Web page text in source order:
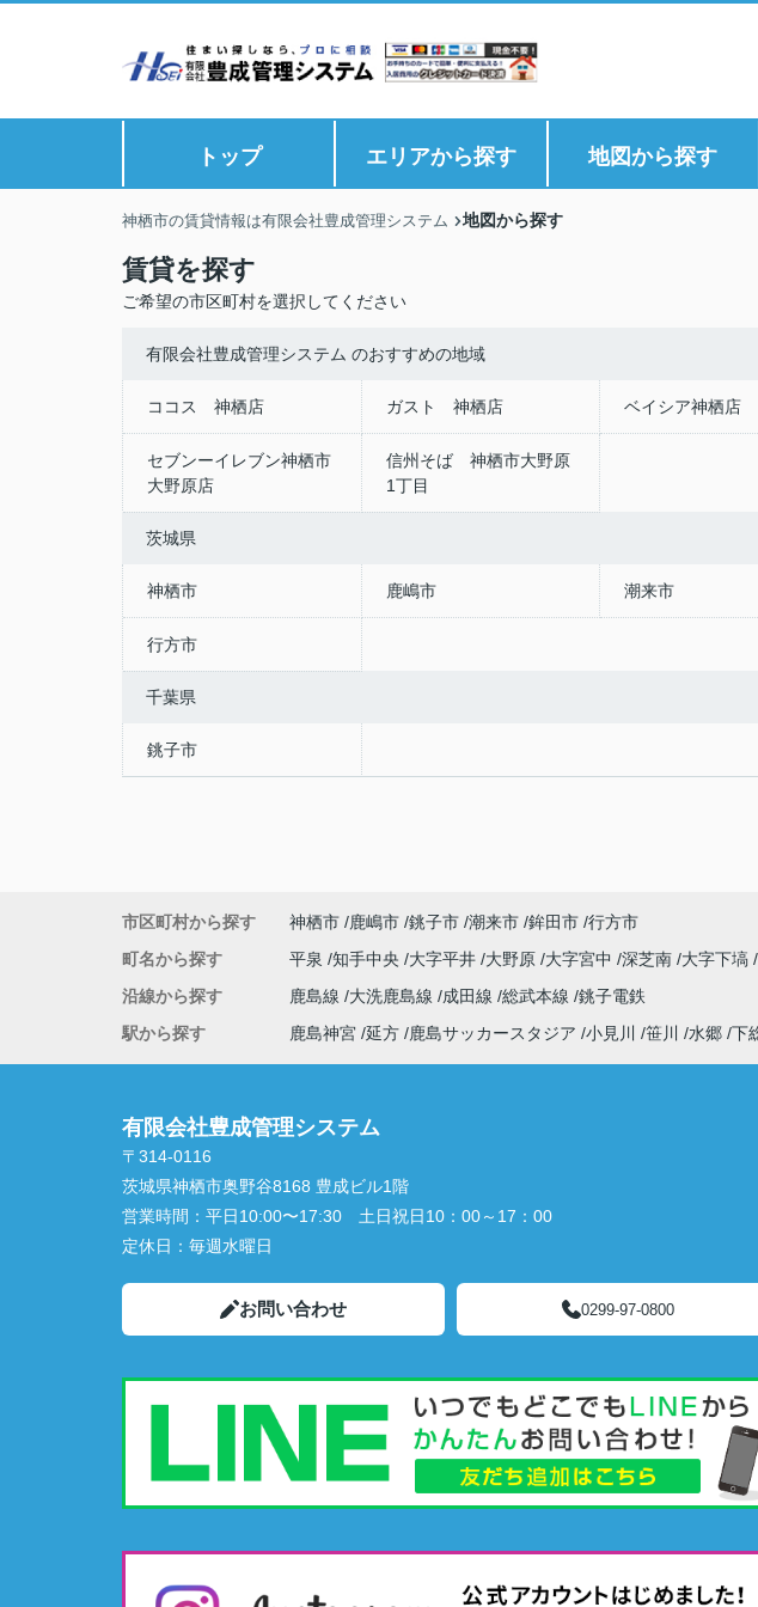
トップ エリアから探す 地図から探す
神栖市の賃貸情報は有限会社豊成管理システム 地図から探す
賃貸を探す
ご希望の市区町村を選択してください
有限会社豊成管理システム のおすすめの地域
ココス 神栖店 ガスト 神栖店 ベイシア神栖店
セブンーイレブン神栖市
大野原店
信州そば 神栖市大野原
1丁目
茨城県
神栖市 鹿嶋市 潮来市
行方市
千葉県
銚子市
市区町村から探す 神栖市 鹿嶋市 銚子市 潮来市 鉾田市 行方市
町名から探す
平泉 知手中央 大字平井 大野原 大字宮中 深芝南 大字下塙
沿線から探す
鹿島線 大洗鹿島線 成田線 総武本線 銚子電鉄
駅から探す
鹿島神宮 延方 鹿島サッカースタジア 小見川 笹川 水郷 下
有限会社豊成管理システム
〒314-0116
茨城県神栖市奥野谷8168 豊成ビル1階
営業時間： 平日10:00〜17:30 土日祝日10：00～17：00
定休日： 毎週水曜日
お問い合わせ 0299-97-0800